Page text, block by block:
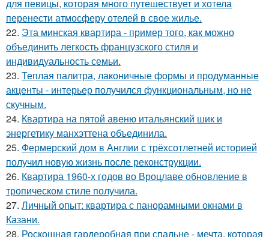
для певицы, которая много путешествует и хотела
перенести атмосферу отелей в свое жилье.
22. Эта минская квартира - пример того, как можно
объединить легкость французского стиля и
индивидуальность семьи.
23. Теплая палитра, лаконичные формы и продуманные
акценты - интерьер получился функциональным, но не
скучным.
24. Квартира на пятой авеню итальянский шик и
энергетику манхэттена объединила.
25. Фермерский дом в Англии с трёхсотлетней историей
получил новую жизнь после реконструкции.
26. Квартира 1960-х годов во Вроцлаве обновление в
тропическом стиле получила.
27. Личный опыт: квартира с панорамными окнами в
Казани.
28. Роскошная гардеробная при спальне - мечта, которая